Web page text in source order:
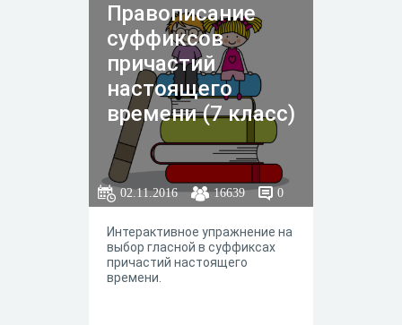
Правописание
суффиксов
причастий
настоящего
времени (7 класс)
02.11.2016 16639 0
Интерактивное упражнение на
выбор гласной в суффиксах
причастий настоящего
времени.